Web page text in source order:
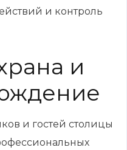
и контроль
и
и гостей столицы